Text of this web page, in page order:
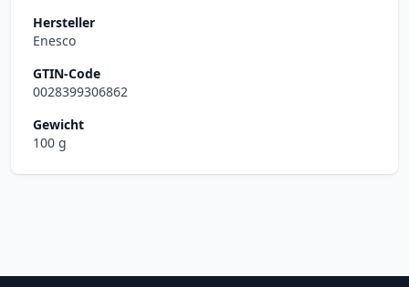
Hersteller
Enesco
GTIN-Code
0028399306862
Gewicht
100 g